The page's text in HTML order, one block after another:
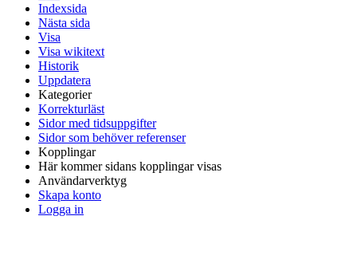
Indexsida
Nästa sida
Visa
Visa wikitext
Historik
Uppdatera
Kategorier
Korrekturläst
Sidor med tidsuppgifter
Sidor som behöver referenser
Kopplingar
Här kommer sidans kopplingar visas
Användarverktyg
Skapa konto
Logga in